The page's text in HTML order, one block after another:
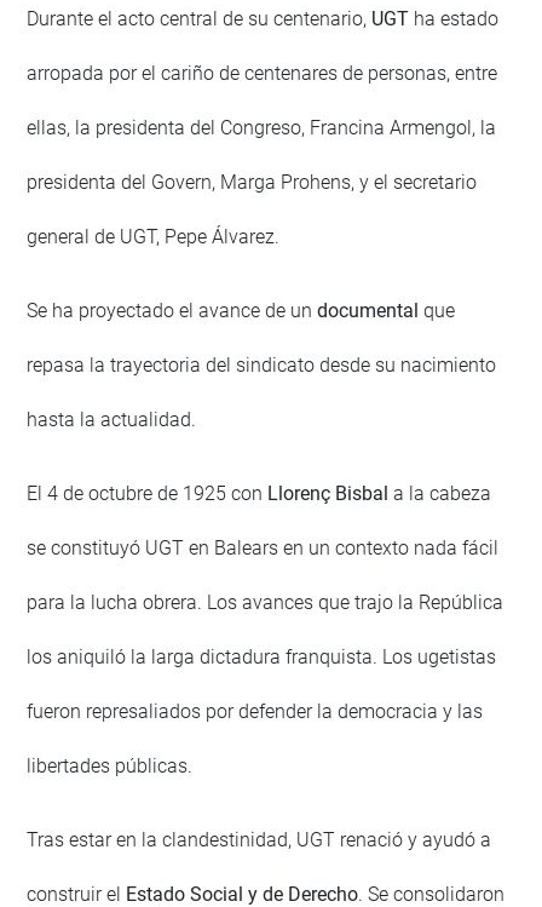
Durante el acto central de su centenario, UGT ha estado
arropada por el cariño de centenares de personas, entre
ellas, la presidenta del Congreso, Francina Armengol, la
presidenta del Govern, Marga Prohens, y el secretario
general de UGT, Pepe Álvarez.
Se ha proyectado el avance de undocumental que
repasa la trayectoria del sindicato desde su nacimiento
hasta la actualidad.
El 4 de octubre de 1925 con Llorenç Bisbala la cabeza
se constituyó UGT en Balears en un contexto nada fácil
para la lucha obrera. Los avances que trajo la República
los aniquiló la larga dictadura franquista. Los ugetistas
fueron represaliados por defender la democracia y las
libertades públicas.
Tras estar en la clandestinidad, UGT renació y ayudó a
construir el Estado Social y de Derecho. Se consolidaron